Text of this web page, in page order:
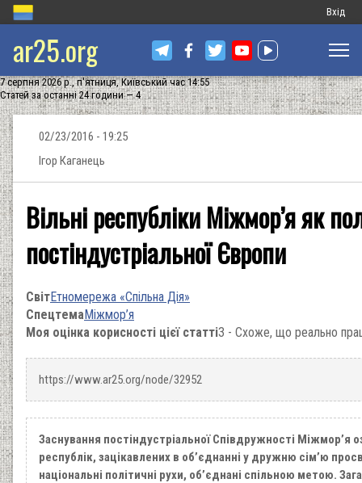
Меню
запису
Вхід
ar25.org
7 серпня 2026 р., п'ятниця, Київський час 14:55
Статей за останні 24 години — 4
02/23/2016 - 19:25
Ігор Каганець
Вільні республіки Міжмор’я як
постіндустріальної Європи
СвітЕтномережа «Спільна Дія»
СпецтемаМіжмор’я
Моя оцінка корисності цієї статті3 - Схоже, що реально
https://www.ar25.org/node/32952
Заснування постіндустріальної Співдружності Міжмор’я
республік, зацікавлених в об’єднанні у дружню сім’ю
національні політичні рухи, об’єднані спільною метою.